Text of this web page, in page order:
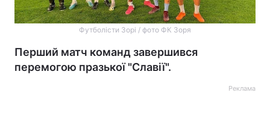
Футболісти Зорі / фото ФК Зоря
Перший матч команд завершився
перемогою празької "Славії".
Реклама